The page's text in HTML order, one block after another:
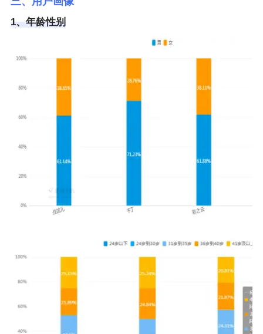
1、年龄性别